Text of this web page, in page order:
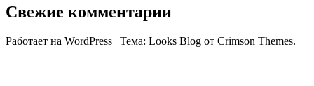
Свежие комментарии
Работает на WordPress | Тема: Looks Blog от Crimson Themes.